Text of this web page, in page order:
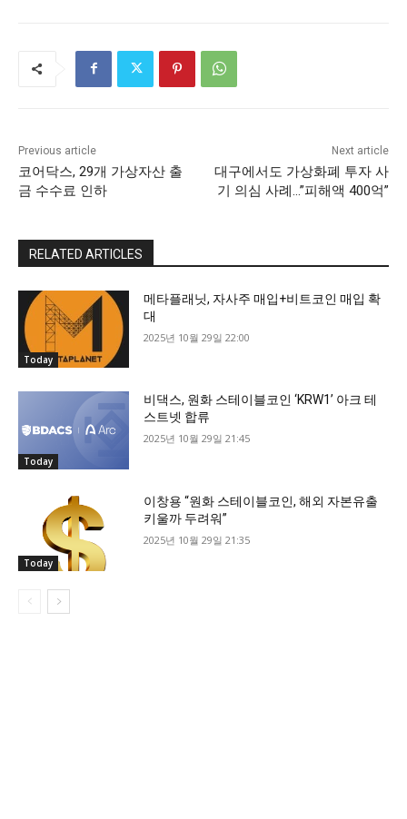
Previous article
코어닥스, 29개 가상자산 출
금 수수료 인하
Next article
대구에서도 가상화폐 투자 사
기 의심 사례…”피해액 400억”
RELATED ARTICLES
Today
메타플래닛, 자사주 매입+비트코인 매입 확
대
2025년 10월 29일 22:00
Today
비댁스, 원화 스테이블코인 ‘KRW1’ 아크 테
스트넷 합류
2025년 10월 29일 21:45
Today
이창용 “원화 스테이블코인, 해외 자본유출
키울까 두려워”
2025년 10월 29일 21:35